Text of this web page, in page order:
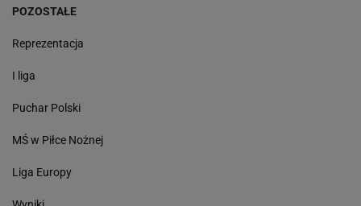
POZOSTAŁE
Reprezentacja
I liga
Puchar Polski
MŚ w Piłce Nożnej
Liga Europy